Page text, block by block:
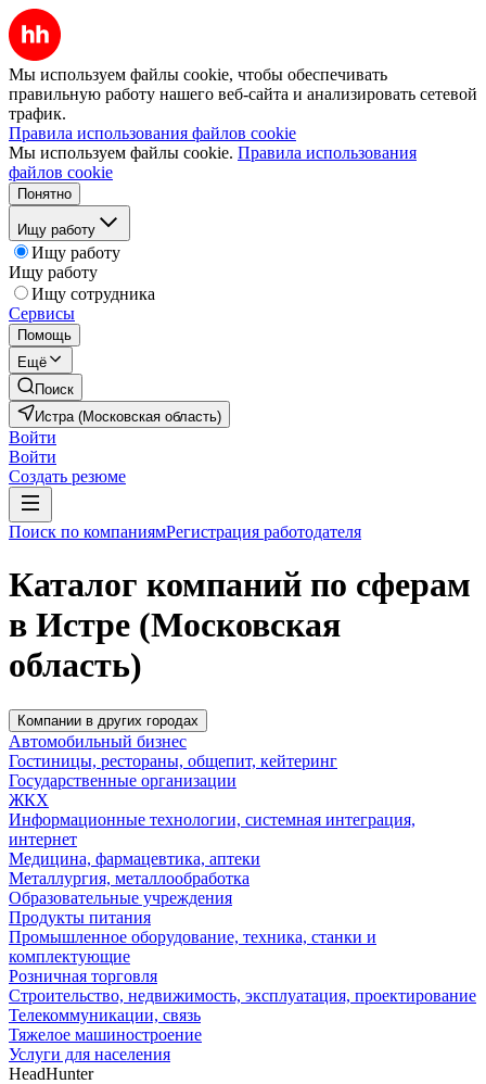
Мы используем файлы cookie, чтобы обеспечивать
правильную работу нашего веб-сайта и анализировать сетевой
трафик.
Правила использования файлов cookie
Мы используем файлы cookie. Правила использования
файлов cookie
Понятно
Ищу работу
Ищу работу
Ищу работу
Ищу сотрудника
Сервисы
Помощь
Ещё
Поиск
Истра (Московская область)
Войти
Войти
Создать резюме
Поиск по компаниямРегистрация работодателя
Каталог компаний по сферам
в Истре (Московская
область)
Компании в других городах
Автомобильный бизнес
Гостиницы, рестораны, общепит, кейтеринг
Государственные организации
ЖКХ
Информационные технологии, системная интеграция,
интернет
Медицина, фармацевтика, аптеки
Металлургия, металлообработка
Образовательные учреждения
Продукты питания
Промышленное оборудование, техника, станки и
комплектующие
Розничная торговля
Строительство, недвижимость, эксплуатация, проектирование
Телекоммуникации, связь
Тяжелое машиностроение
Услуги для населения
HeadHunter